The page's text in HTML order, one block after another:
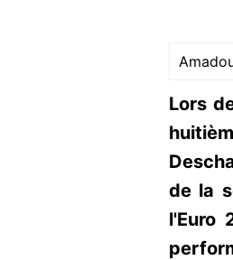
Lors
de la
l'Euro